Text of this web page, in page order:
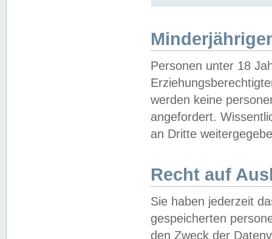
Personen unter 18
werden keine
angefordert.
an Dritte
Recht auf
Sie haben jederzeit
gespeicherten
den Zweck der